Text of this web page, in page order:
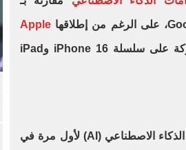
Apple
، والتي تعد الرهان الأكبر للشركة على سلسلة iPhone 16 وiPad
وبحسب ما ورد، سيتم إطلاق مجموعة ميزات الذكاء الاصطناعي (AI) لأول مرة في